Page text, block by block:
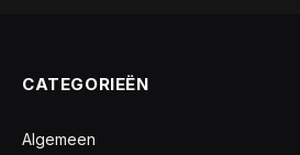
CATEGORIEËN
Algemeen